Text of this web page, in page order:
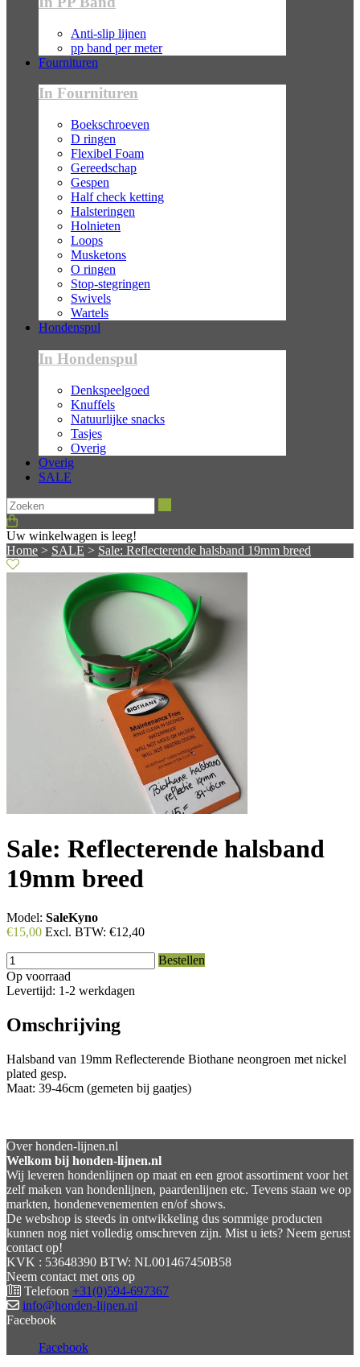
Anti-slip lijnen
pp band per meter
Fournituren
In Fournituren
Boekschroeven
D ringen
Flexibel Foam
Gereedschap
Gespen
Half check ketting
Halsteringen
Holnieten
Loops
Musketons
O ringen
Stop-stegringen
Swivels
Wartels
Hondenspul
In Hondenspul
Denkspeelgoed
Knuffels
Natuurlijke snacks
Tasjes
Overig
Overig
SALE
Uw winkelwagen is leeg!
Home > SALE > Sale: Reflecterende halsband 19mm breed
Sale: Reflecterende halsband
19mm breed
Model: SaleKyno
€15,00 Excl. BTW: €12,40
Bestellen
Op voorraad
Levertijd: 1-2 werkdagen
Omschrijving
Halsband van 19mm Reflecterende Biothane neongroen met nickel
plated gesp.
Maat: 39-46cm (gemeten bij gaatjes)
Over honden-lijnen.nl
Welkom bij honden-lijnen.nl
Wij leveren hondenlijnen op maat en een groot assortiment voor het
zelf maken van hondenlijnen, paardenlijnen etc. Tevens staan we op
markten, hondenevenementen en/of shows.
De webshop is steeds in ontwikkeling dus sommige producten
kunnen nog niet volledig omschreven zijn. Mist u iets? Neem gerust
contact op!
KVK : 53648390 BTW: NL001467450B58
Neem contact met ons op
Telefoon +31(0)594-697367
info@honden-lijnen.nl
Facebook
Facebook